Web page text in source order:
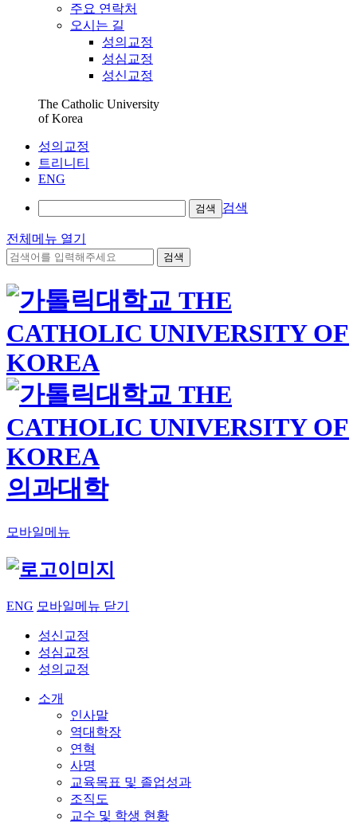
주요 연락처
오시는 길
성의교정
성심교정
성신교정
The Catholic University
of Korea
성의교정
트리니티
ENG
검색 검색
전체메뉴 열기
검색
의과대학
모바일메뉴
ENG 모바일메뉴 닫기
성신교정
성심교정
성의교정
소개
인사말
역대학장
연혁
사명
교육목표 및 졸업성과
조직도
교수 및 학생 현황